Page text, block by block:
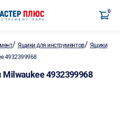
0
/Ящики для инструментов/ Ящики
4932399968
Milwaukee 4932399968